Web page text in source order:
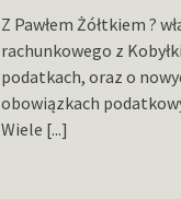
Z Pawłem Żółtkiem ?
rachunkowego z
podatkach, oraz o
obowiązkach
Wiele [...]